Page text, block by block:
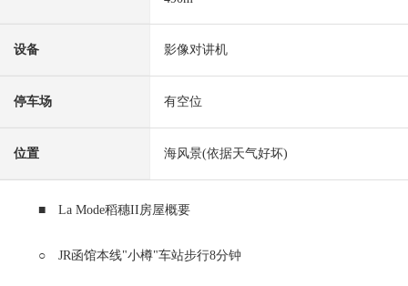
设备 影像对讲机
停车场 有空位
位置 海风景(依据天气好坏)
■ La Mode稻穗II房屋概要
○ JR函馆本线"小樽"车站步行8分钟